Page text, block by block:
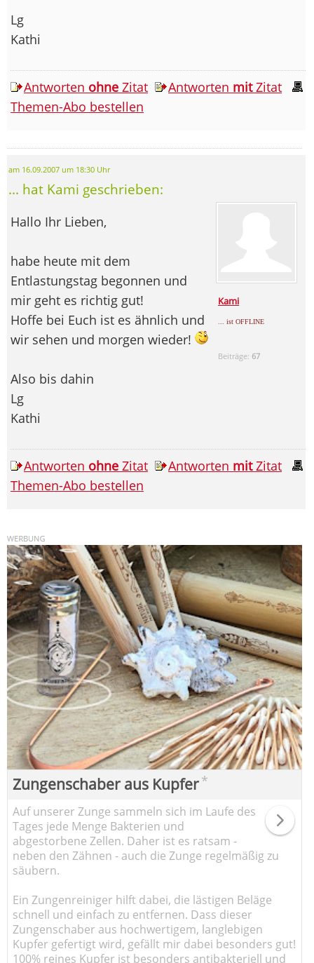
Lg
Kathi
Antworten ohne Zitat Antworten mitZitat
Themen-Abo bestellen
am 16.09.2007 um 18:30 Uhr
... hat Kami geschrieben:
Kami
... ist OFFLINE
Beiträge: 67
Hallo Ihr Lieben,
habe heute mit dem
Entlastungstag begonnen und
mir geht es richtig gut!
Hoffe bei Euch ist es ähnlich und
wir sehen und morgen wieder!
Also bis dahin
Lg
Kathi
Antworten ohne Zitat Antworten mitZitat
Themen-Abo bestellen
Zungenschaber aus Kupfer*
Auf unserer Zunge sammeln sich im Laufe des
Tages jede Menge Bakterien und
abgestorbene Zellen. Daher ist es ratsam -
neben den Zähnen - auch die Zunge regelmäßig zu
säubern.
Ein Zungenreiniger hilft dabei, die lästigen Beläge
schnell und einfach zu entfernen. Dass dieser
Zungenschaber aus hochwertigem, langlebigen
Kupfer gefertigt wird, gefällt mir dabei besonders gut!
100% reines Kupfer ist besonders antibakteriell und